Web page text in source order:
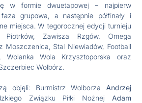
w formie dwuetapowej – najpierw
grupowa, a następnie półfinały i
miejsca. W tegorocznej edycji turnieju
Piotrków, Zawisza Rzgów, Omega
Moszczenica, Stal Niewiadów, Football
Wolanka Wola Krzysztoporska oraz
Wolbórz.
objęli: Burmistrz Wolborza Andrzej
Związku Piłki Nożnej Adam